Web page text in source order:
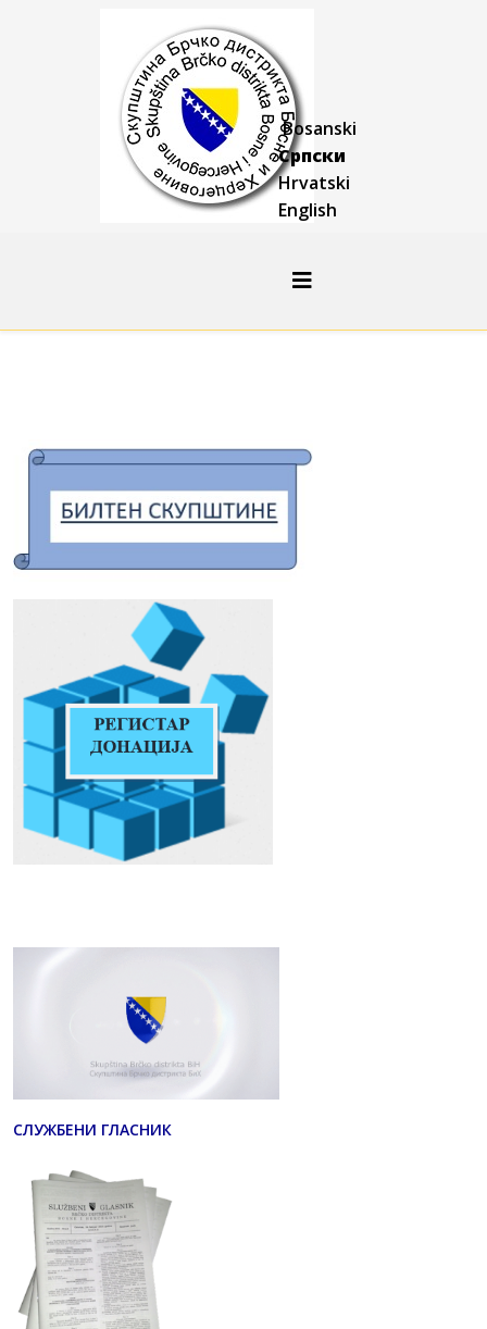
Bosanski
Српски
Hrvatski
English
СЛУЖБЕНИ ГЛАСНИК